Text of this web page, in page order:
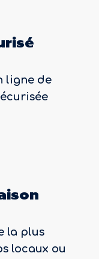
ligne de
la plus
locaux ou